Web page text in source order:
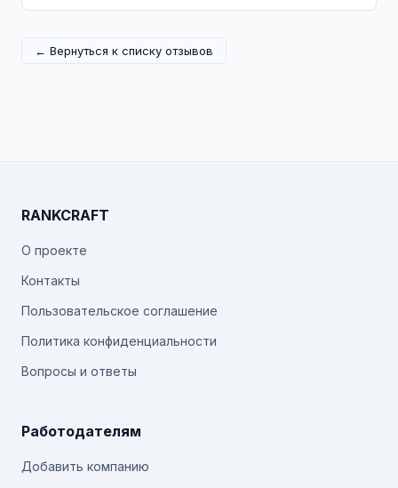
← Вернуться к списку отзывов
RANKCRAFT
О проекте
Контакты
Пользовательское соглашение
Политика конфиденциальности
Вопросы и ответы
Работодателям
Добавить компанию